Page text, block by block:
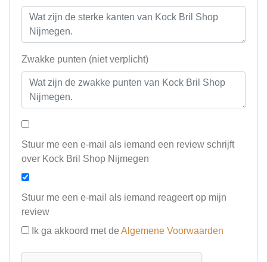
Zwakke punten (niet verplicht)
Stuur me een e-mail als iemand een review schrijft
over Kock Bril Shop Nijmegen
Stuur me een e-mail als iemand reageert op mijn
review
Ik ga akkoord met de Algemene Voorwaarden